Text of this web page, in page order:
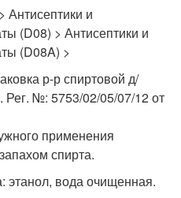
Антисептики и
(D08) > Антисептики и
(D08A) >
р-р спиртовой д/
№: 5753/02/05/07/12 от
применения
спирта.
этанол, вода очищенная.